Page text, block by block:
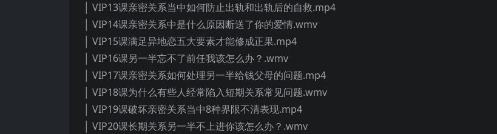
│ VIP13课亲密关系当中如何防止出轨和出轨后的自救.mp4
│ VIP14课亲密关系中是什么原因断送了你的爱情.wmv
│ VIP15课满足异地恋五大要素才能修成正果.mp4
│ VIP16课另一半忘不了前任我该怎么办？.wmv
│ VIP17课亲密关系如何处理另一半给钱父母的问题.mp4
│ VIP18课为什么有些人经常陷入短期关系常见问题.wmv
│ VIP19课破坏亲密关系当中8种界限不清表现.mp4
│ VIP20课长期关系另一半不上进你该怎么办？.wmv